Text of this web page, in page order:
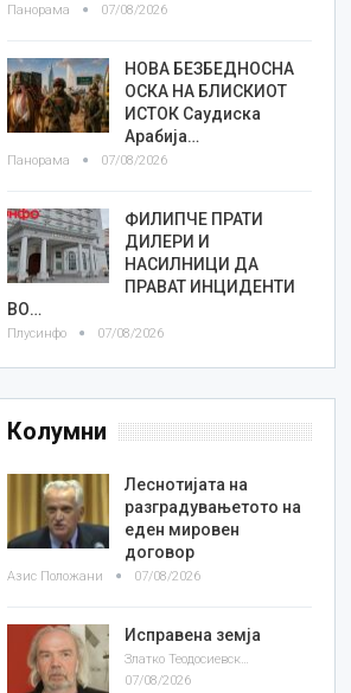
Панорама 07/08/2026
НОВА БЕЗБЕДНОСНА
ОСКА НА БЛИСКИОТ
ИСТОК Саудиска
Арабија…
Панорама 07/08/2026
ФИЛИПЧЕ ПРАТИ
ДИЛЕРИ И
НАСИЛНИЦИ ДА
ПРАВАТ ИНЦИДЕНТИ
ВО…
Плусинфо 07/08/2026
Колумни
Леснотијата на
разградувањетото на
еден мировен
договор
Азис Положани 07/08/2026
Исправена земја
Златко Теодосиевски
07/08/2026